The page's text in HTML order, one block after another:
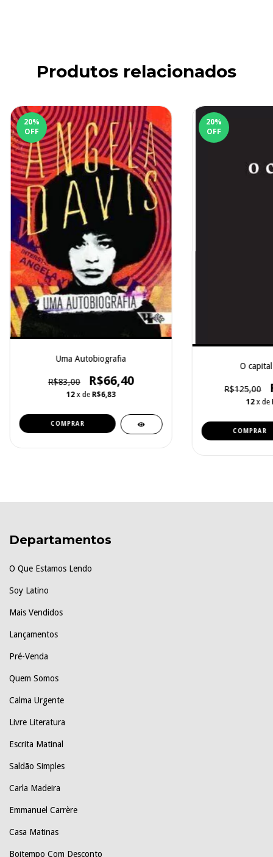
Produtos relacionados
20%
OFF
Uma Autobiografia
R$83,00 R$66,40
12 x de R$6,83
20%
OFF
O
R$125,00
12 x de
Departamentos
O Que Estamos Lendo
Soy Latino
Mais Vendidos
Lançamentos
Pré-Venda
Quem Somos
Calma Urgente
Livre Literatura
Escrita Matinal
Saldão Simples
Carla Madeira
Emmanuel Carrère
Casa Matinas
Boitempo Com Desconto